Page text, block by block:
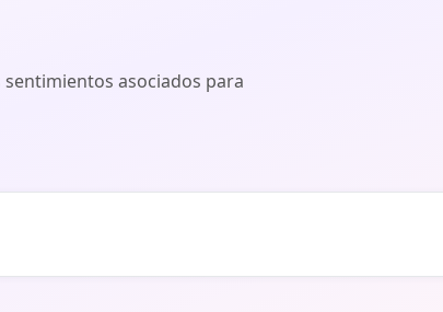
asociados para